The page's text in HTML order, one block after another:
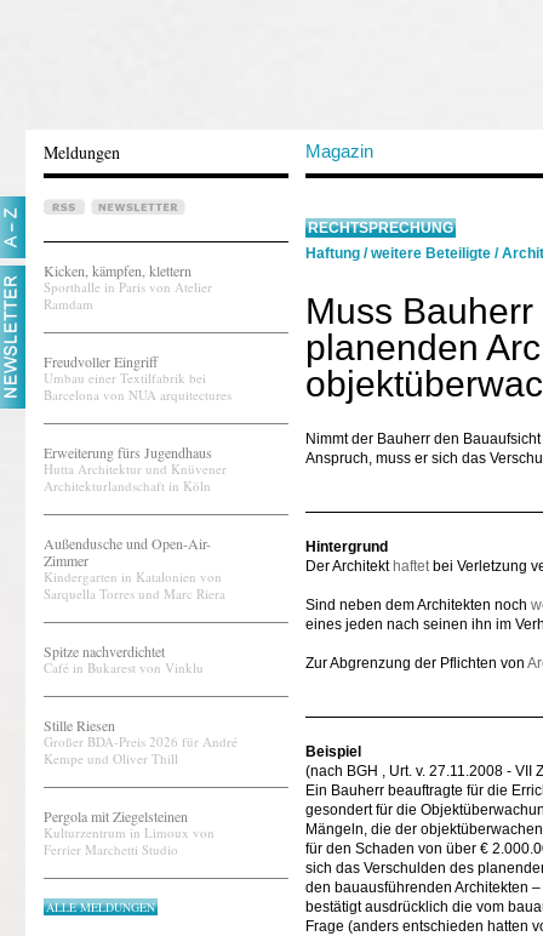
Meldungen Magazin
Kicken, kämpfen, klettern
Sporthalle in Paris von Atelier
Ramdam
Freudvoller Eingriff
Umbau einer Textilfabrik bei
Barcelona von NUA arquitectures
Erweiterung fürs Jugendhaus
Hutta Architektur und Knüvener
Architekturlandschaft in Köln
Außendusche und Open-Air-
Zimmer
Kindergarten in Katalonien von
Sarquella Torres und Marc Riera
Spitze nachverdichtet
Café in Bukarest von Vinklu
Stille Riesen
Großer BDA-Preis 2026 für André
Kempe und Oliver Thill
Pergola mit Ziegelsteinen
Kulturzentrum in Limoux von
Ferrier Marchetti Studio
ALLE MELDUNGEN
RECHTSPRECHUNG
Haftung /weitere Beteiligte /
Muss
planenden
Nimmt der Bauherr den
Anspruch, muss er sich das
Hintergrund
Der Architekt haftetbei Verletzung
Sind neben dem Architekten noch
eines jeden nach seinen ihn im
Zur Abgrenzung der Pflichten von
Beispiel
(nach BGH , Urt. v. 27.11.2008 - VII
Ein Bauherr beauftragte für die
gesondert für die
Mängeln, die der
für den Schaden von über €
sich das Verschulden des
den bauausführenden Architekten
bestätigt ausdrücklich die vom
Frage (anders entschieden hatten